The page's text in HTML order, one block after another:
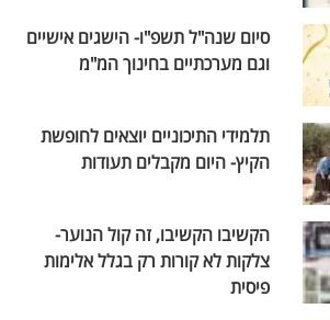
סיום שנה"ל תשפ"ו- הישגים אישיים
וגם מערכתיים בחינוך המ"מ
תלמידי התיכוניים יוצאים לחופשת
הקיץ- היום מקבלים תעודות
הקשיבו הקשיבו, זה קול הנוער-
צלקות לא קורות רק בגלל אלימות
פיסית